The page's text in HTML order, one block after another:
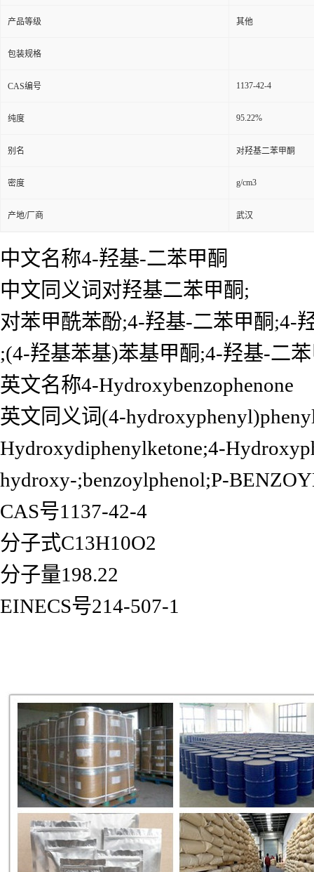
产品等级 其他
包装规格
CAS编号 1137-42-4
纯度 95.22%
别名 对羟基二苯甲酮
密度 g/cm3
产地/厂商 武汉
中文名称4-羟基-二苯甲酮
中文同义词对羟基二苯甲酮;
对苯甲酰苯酚;4-羟基-二苯甲酮;4-
;(4-羟基苯基)苯基甲酮;4-羟基-二
英文名称4-Hydroxybenzophenone
英文同义词(4-
Hydroxydiphenylketone;4-
hydroxy-;benzoylphenol;P-
CAS号1137-42-4
分子式C13H10O2
分子量198.22
EINECS号214-507-1